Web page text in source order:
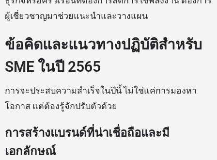
ผู้เชี่ยวชาญมาช่วยแนะนำและวางแผน
ข้อคิดและแนวทางปฏิบัติสำหรับ
SME ในปี 2565
การจะประสบความสำเร็จในปีนี้ ไม่ใช่แค่การมองหา
โอกาส แต่ต้องรู้จักปรับตัวด้วย
การสร้างแบรนด์ที่น่าเชื่อถือและมี
เอกลักษณ์